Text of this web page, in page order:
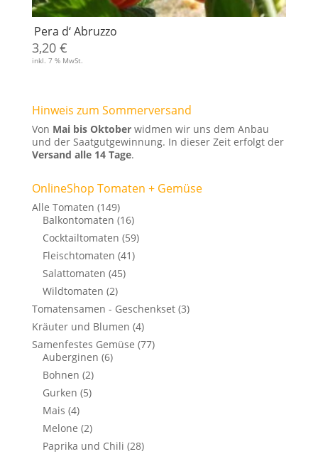
Pera d‘ Abruzzo
3,20 €
inkl. 7 % MwSt.
Hinweis zum Sommerversand
Von Mai bis Oktoberwidmen wir uns dem Anbau
und der Saatgutgewinnung. In dieser Zeit erfolgt der
Versand alle 14 Tage.
OnlineShop Tomaten + Gemüse
Alle Tomaten (149)
Balkontomaten (16)
Cocktailtomaten (59)
Fleischtomaten (41)
Salattomaten (45)
Wildtomaten (2)
Tomatensamen - Geschenkset (3)
Kräuter und Blumen (4)
Samenfestes Gemüse (77)
Auberginen (6)
Bohnen (2)
Gurken (5)
Mais (4)
Melone (2)
Paprika und Chili (28)